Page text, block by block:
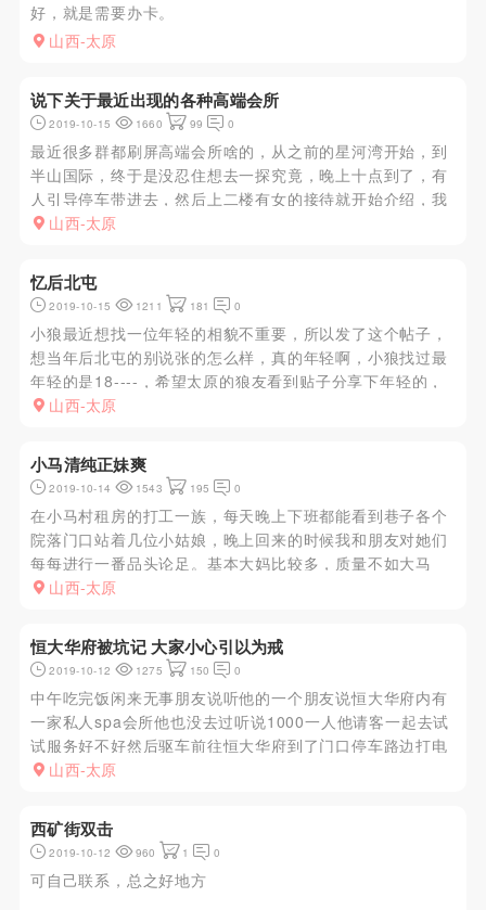
好，就是需要办卡。
山西-太原
说下关于最近出现的各种高端会所
2019-10-15 1660 99 0
最近很多群都刷屏高端会所啥的，从之前的星河湾开始，到
半山国际，终于是没忍住想去一探究竟，晚上十点到了，有
人引导停车带进去，然后上二楼有女的接待就开始介绍，我
说你们这有啥区别呢，说的天花乱坠，和宣传的完全不符
才让办卡，最低3万充，...
山西-太原
忆后北屯
2019-10-15 1211 181 0
小狼最近想找一位年轻的相貌不重要，所以发了这个帖子，
想当年后北屯的别说张的怎么样，真的年轻啊，小狼找过最
年轻的是18----，希望太原的狼友看到贴子分享下年轻的，
感谢！
山西-太原
小马清纯正妹爽
2019-10-14 1543 195 0
在小马村租房的打工一族，每天晚上下班都能看到巷子各个
院落门口站着几位小姑娘，晚上回来的时候我和朋友对她们
每每进行一番品头论足。基本大妈比较多，质量不如大马
村。前天回去的时候路过巷口最外面一家看到门口站着一个
说你看这个是极品，我道...
山西-太原
恒大华府被坑记 大家小心引以为戒
2019-10-12 1275 150 0
中午吃完饭闲来无事朋友说听他的一个朋友说恒大华府内有
一家私人spa会所他也没去过听说1000一人他请客一起去试
试服务好不好然后驱车前往恒大华府到了门口停车路边打电
话出来一个小弟带我们进入小区一个一层住宅房屋失望被坑
还不错我与朋友...
山西-太原
西矿街双击
2019-10-12 960 1 0
可自己联系，总之好地方